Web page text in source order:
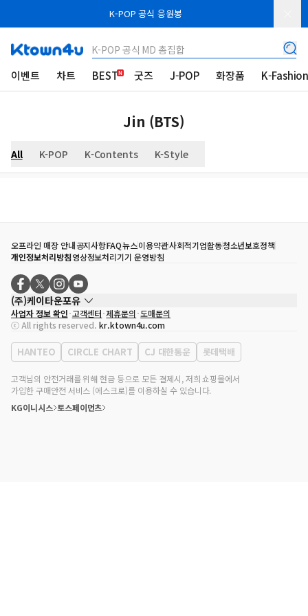
K-POP 공식 응원봉
K-POP 공식 MD 총집합
이벤트 차트 BEST 굿즈 J-POP 화장품 K-
Jin (BTS)
All K-POP K-Contents K-Style
오프라인 매장 안내공지사항FAQ뉴스이용약관사회적기업활동청소년보호정책
개인정보처리방침영상정보처리기기 운영방침
(주)케이타운포유
대표자
송효민
사업자등록번호
120-87-71116
통신판매업 신고번호 제2011-서울강남-02223
대표전화
02-552-9855
사업자 정보 확인 고객센터 제휴문의 도매문의
ⓒ All rights reserved. kr.ktown4u.com
HANTEO CIRCLE CHART CJ 대한통운 롯데택배
고객님의 안전거래를 위해 현금 등으로 모든 결제시, 저희 쇼핑몰에서
가입한 구매안전 서비스 (에스크로)를 이용하실 수 있습니다.
KG이니시스 토스페이먼츠